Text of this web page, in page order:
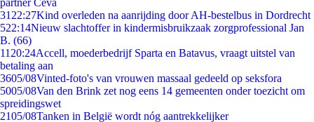
partner Ceva
31 22:27Kind overleden na aanrijding door AH-bestelbus in Dordrecht
522:14Nieuw slachtoffer in kindermisbruikzaak zorgprofessional Jan
B. (66)
11 20:24Accell, moederbedrijf Sparta en Batavus, vraagt uitstel van
betaling aan
3605/08Vinted-foto's van vrouwen massaal gedeeld op seksfora
5005/08Van den Brink zet nog eens 14 gemeenten onder toezicht om
spreidingswet
2105/08Tanken in België wordt nóg aantrekkelijker